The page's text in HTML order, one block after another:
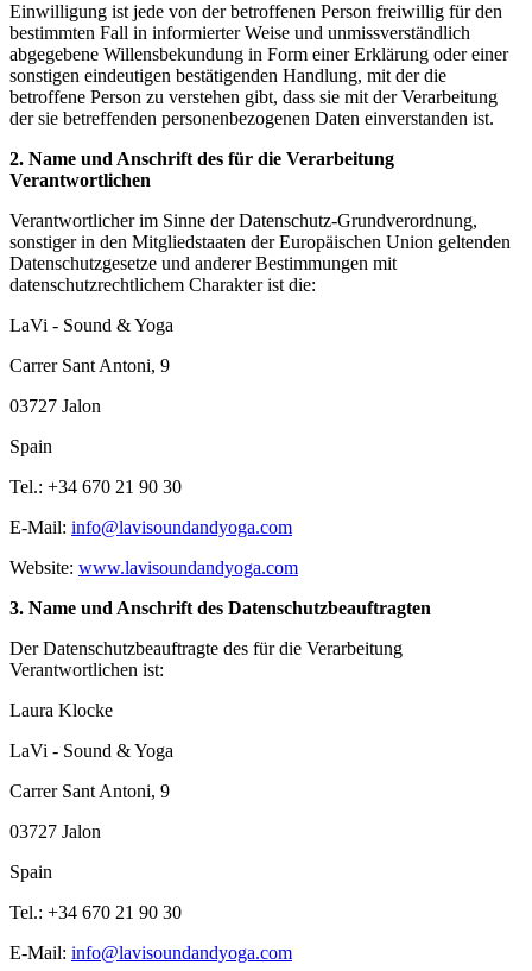
Einwilligung ist jede von der betroffenen Person freiwillig für den
bestimmten Fall in informierter Weise und unmissverständlich
abgegebene Willensbekundung in Form einer Erklärung oder einer
sonstigen eindeutigen bestätigenden Handlung, mit der die
betroffene Person zu verstehen gibt, dass sie mit der Verarbeitung
der sie betreffenden personenbezogenen Daten einverstanden ist.
2. Name und Anschrift des für die Verarbeitung
Verantwortlichen
Verantwortlicher im Sinne der Datenschutz-Grundverordnung,
sonstiger in den Mitgliedstaaten der Europäischen Union geltenden
Datenschutzgesetze und anderer Bestimmungen mit
datenschutzrechtlichem Charakter ist die:
LaVi - Sound & Yoga
Carrer Sant Antoni, 9
03727 Jalon
Spain
Tel.: +34 670 21 90 30
E-Mail: info@lavisoundandyoga.com
Website: www.lavisoundandyoga.com
3. Name und Anschrift des Datenschutzbeauftragten
Der Datenschutzbeauftragte des für die Verarbeitung
Verantwortlichen ist:
Laura Klocke
LaVi - Sound & Yoga
Carrer Sant Antoni, 9
03727 Jalon
Spain
Tel.: +34 670 21 90 30
E-Mail: info@lavisoundandyoga.com